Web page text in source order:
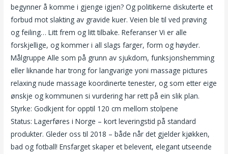
begynner å komme i gjenge igjen? Og politikerne diskuterte et
forbud mot slakting av gravide kuer. Veien ble til ved prøving
og feiling… Litt frem og litt tilbake. Referanser Vi er alle
forskjellige, og kommer i all slags farger, form og høyder.
Målgruppe Alle som på grunn av sjukdom, funksjonshemming
eller liknande har trong for langvarige yoni massage pictures
relaxing nude massage koordinerte tenester, og som etter eige
ønskje og kommunen si vurdering har rett på ein slik plan.
Styrke: Godkjent for opptil 120 cm mellom stolpene
Status: Lagerføres i Norge – kort leveringstid på standard
produkter. Gleder oss til 2018 – både når det gjelder kjøkken,
bad og fotball! Ensfarget skaper et belevent, elegant utseende